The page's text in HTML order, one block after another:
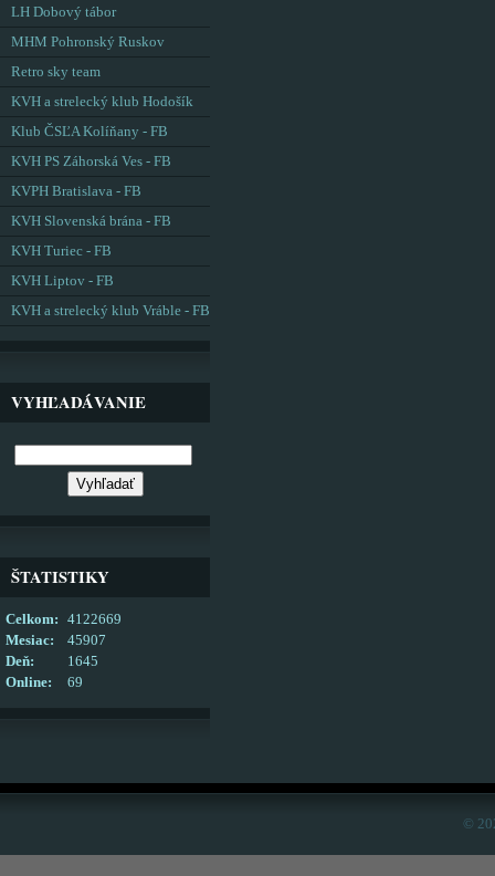
LH Dobový tábor
MHM Pohronský Ruskov
Retro sky team
KVH a strelecký klub Hodošík
Klub ČSĽA Kolíňany - FB
KVH PS Záhorská Ves - FB
KVPH Bratislava - FB
KVH Slovenská brána - FB
KVH Turiec - FB
KVH Liptov - FB
KVH a strelecký klub Vráble - FB
VYHĽADÁVANIE
ŠTATISTIKY
Online: 69
Celkom:
4122669
Mesiac:
45907
Deň:
1645
©